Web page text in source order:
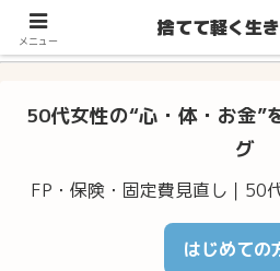
不安・体調のゆらぎ・お金の心配…50
るヒント
50代女性の“心・体・お金”
グ
FP・保険・固定費見直し｜50
はじめての
メニュー
捨てて軽く生